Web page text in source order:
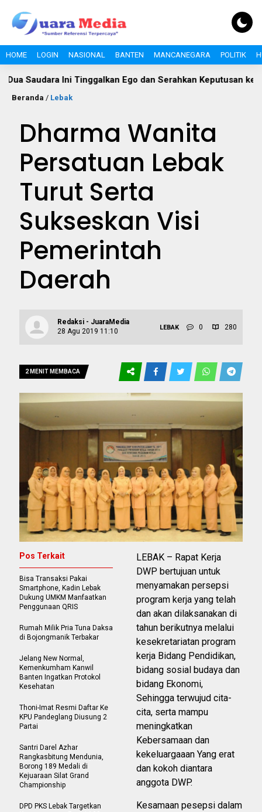
HOME LOGIN NASIONAL BANTEN MANCANEGARA POLITIK
Ini Tinggalkan Ego dan Serahkan Keputusan kepada Hakim
Beranda / Lebak
Dharma Wanita
Persatuan Lebak
Turut Serta
Sukseskan Visi
Pemerintah
Daerah
Redaksi - JuaraMedia
28 Agu 2019 11:10
LEBAK 0 280
2 MENIT MEMBACA
LEBAK – Rapat Kerja
DWP bertujuan untuk
menyamakan persepsi
program kerja yang telah
dan akan dilaksanakan di
tahun berikutnya melalui
kesekretariatan program
kerja Bidang Pendidikan,
bidang sosial budaya dan
bidang Ekonomi,
Sehingga terwujud cita-
cita, serta mampu
meningkatkan
Kebersamaan dan
kekeluargaaan Yang erat
dan kokoh diantara
anggota DWP.
Kesamaan pesepsi dalam
Pos Terkait
Bisa Transaksi Pakai
Smartphone, Kadin Lebak
Dukung UMKM Manfaatkan
Penggunaan QRIS
Rumah Milik Pria Tuna Daksa
di Bojongmanik Terbakar
Jelang New Normal,
Kemenkumham Kanwil
Banten Ingatkan Protokol
Kesehatan
Thoni-Imat Resmi Daftar Ke
KPU Pandeglang Diusung 2
Partai
Santri Darel Azhar
Rangkasbitung Mendunia,
Borong 189 Medali di
Kejuaraan Silat Grand
Championship
DPD PKS Lebak Targetkan